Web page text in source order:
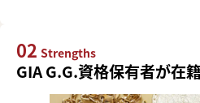
02 Strengths
GIA G.G.資格保有者が在